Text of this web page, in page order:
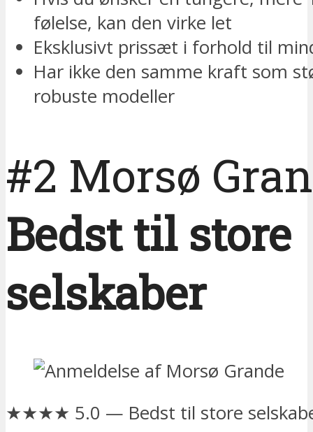
følelse, kan den virke let
Eksklusivt prissæt i forhold til
Har ikke den samme kraft som
robuste modeller
#2 Morsø
Bedst til store
selskaber
★★★★ 5.0 — Bedst til store